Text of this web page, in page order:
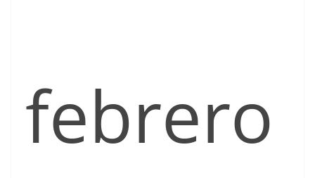
febrero